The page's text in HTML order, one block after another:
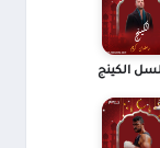
الكينج